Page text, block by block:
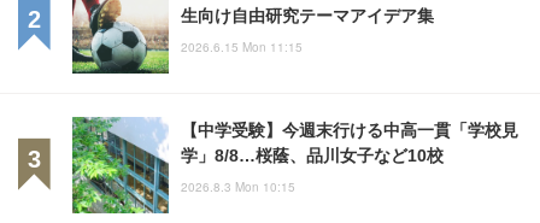
生向け自由研究テーマアイデア集
2026.6.15 Mon 11:15
【中学受験】今週末行ける中高一貫「学校見
学」8/8…桜蔭、品川女子など10校
2026.8.3 Mon 10:15